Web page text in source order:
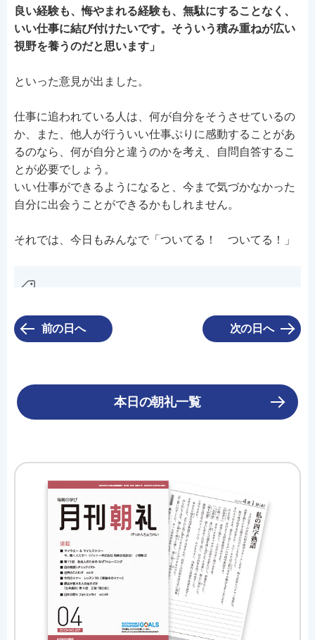
良い経験も、悔やまれる経験も、無駄にすることなく、
いい仕事に結び付けたいです。そういう積み重ねが広い
視野を養うのだと思います」
といった意見が出ました。
仕事に追われている人は、何が自分をそうさせているの
か、また、他人が行ういい仕事ぶりに感動することがあ
るのなら、何が自分と違うのかを考え、自問自答するこ
とが必要でしょう。
いい仕事ができるようになると、今まで気づかなかった
自分に出会うことができるかもしれません。
それでは、今日もみんなで「ついてる！ ついてる！」
前の日へ 次の日へ
本日の朝礼一覧